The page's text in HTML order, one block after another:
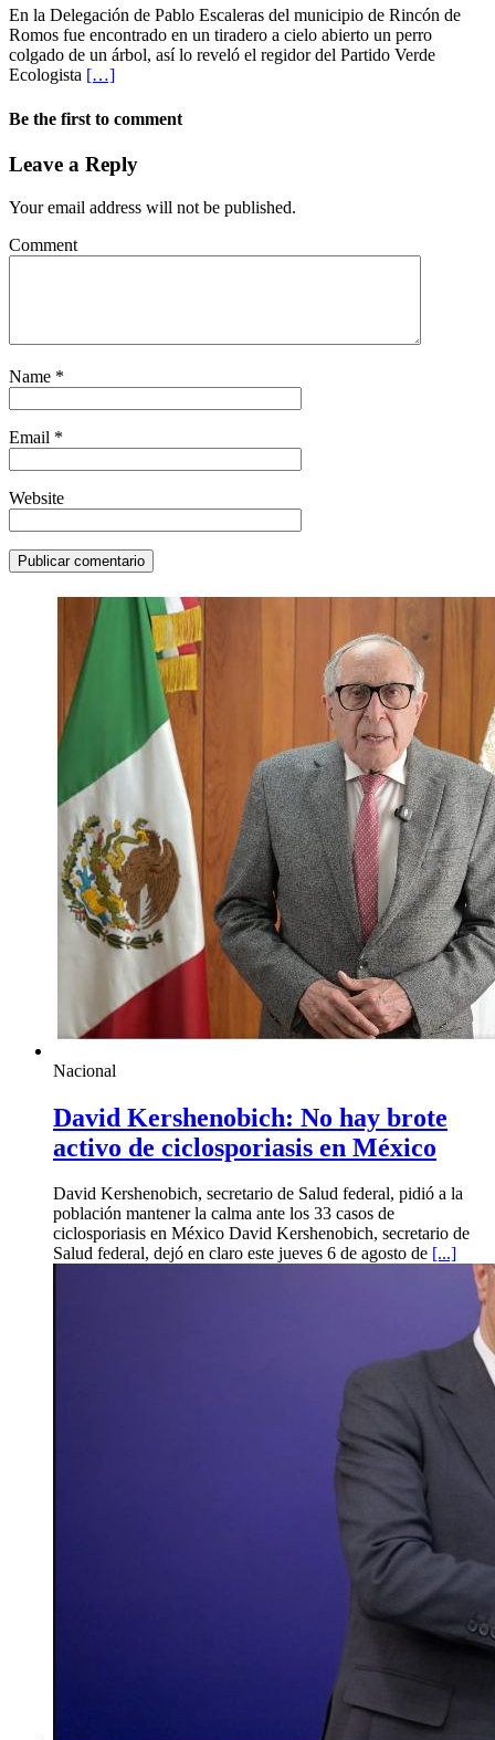
En la Delegación de Pablo Escaleras del municipio de Rincón de
Romos fue encontrado en un tiradero a cielo abierto un perro
colgado de un árbol, así lo reveló el regidor del Partido Verde
Ecologista […]
Be the first to comment
Leave a Reply
Your email address will not be published.
Comment
Name *
Email *
Website
Nacional
David Kershenobich: No hay brote
activo de ciclosporiasis en México
David Kershenobich, secretario de Salud federal, pidió a la
población mantener la calma ante los 33 casos de
ciclosporiasis en México David Kershenobich, secretario de
Salud federal, dejó en claro este jueves 6 de agosto de [...]